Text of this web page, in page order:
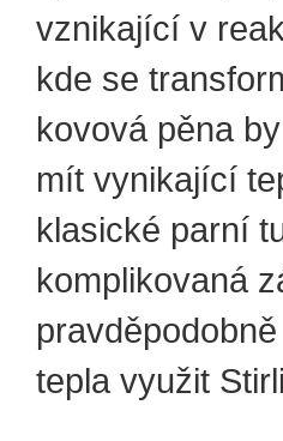
vznikající v
kde se
kovová pěna
mít vynikající
klasické parní
komplikovaná
tepla využit